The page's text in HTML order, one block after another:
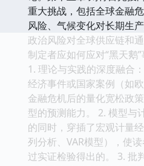
重大挑战，包括全球金融
风险、气候变化对长期生
政治风险对全球供应链和
制定者应如何应对“黑天鹅
1. 理论与实践的深度融合
经济事件或国家案例（如
金融危机后的量化宽松政
型的预测能力。 2. 模型与
的同时，穿插了宏观计量
列分析、VAR模型），使
过实证检验得出的。 3. 批